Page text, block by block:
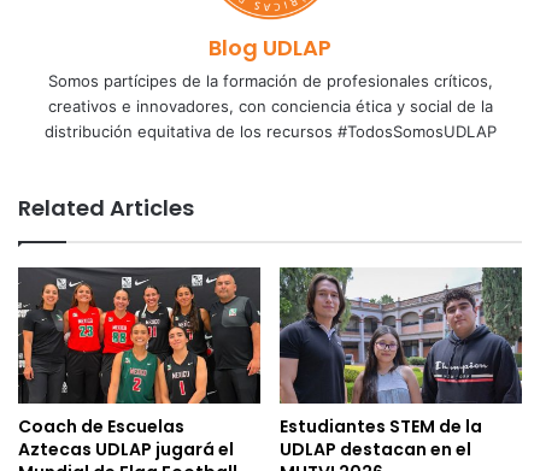
Blog UDLAP
Somos partícipes de la formación de profesionales críticos,
creativos e innovadores, con conciencia ética y social de la
distribución equitativa de los recursos #TodosSomosUDLAP
Related Articles
Coach de Escuelas
Aztecas UDLAP jugará el
Estudiantes STEM de la
UDLAP destacan en el